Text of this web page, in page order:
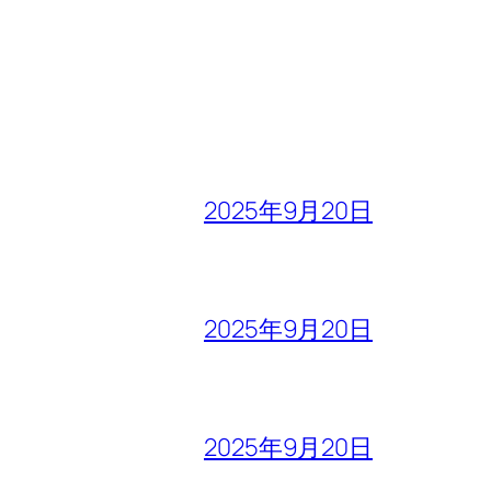
2025年9月20日
2025年9月20日
2025年9月20日